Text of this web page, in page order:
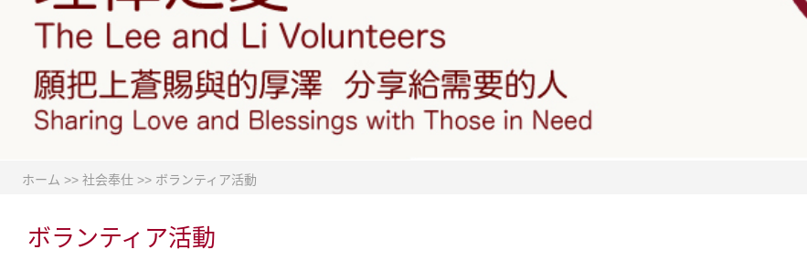
ホーム >> 社会奉仕 >> ボランティア活動
ボランティア活動